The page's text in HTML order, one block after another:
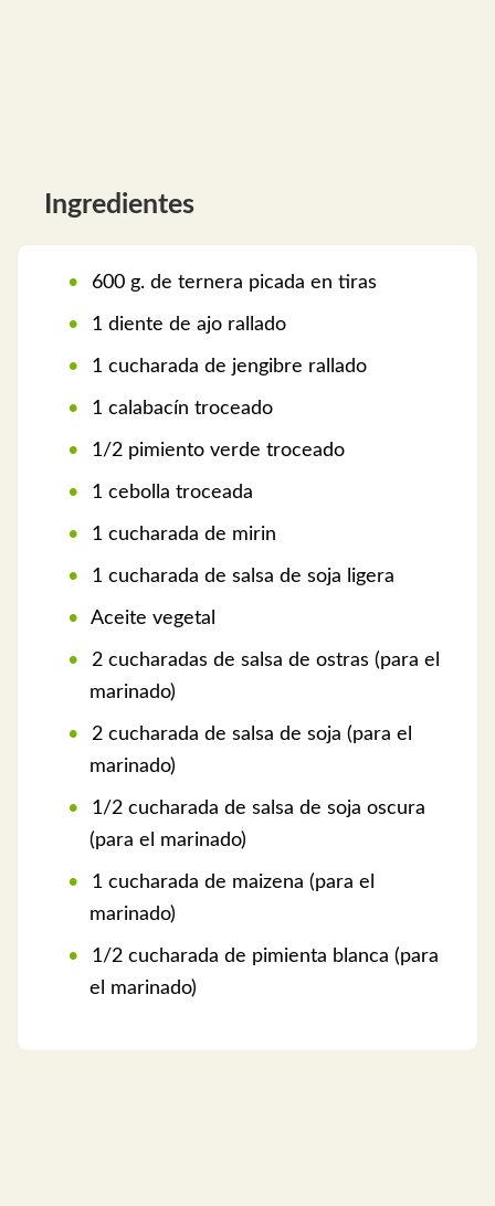
Ingredientes
600 g. de ternera picada en tiras
1 diente de ajo rallado
1 cucharada de jengibre rallado
1 calabacín troceado
1/2 pimiento verde troceado
1 cebolla troceada
1 cucharada de mirin
1 cucharada de salsa de soja ligera
Aceite vegetal
2 cucharadas de salsa de ostras (para el
marinado)
2 cucharada de salsa de soja (para el
marinado)
1/2 cucharada de salsa de soja oscura
(para el marinado)
1 cucharada de maizena (para el
marinado)
1/2 cucharada de pimienta blanca (para
el marinado)